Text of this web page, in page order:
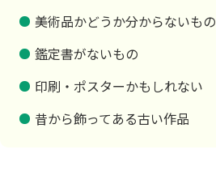
美術品かどうか分からないもの
鑑定書がないもの
印刷・ポスターかもしれない
昔から飾ってある古い作品